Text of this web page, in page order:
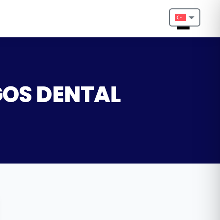
Nederlands
DENTAL